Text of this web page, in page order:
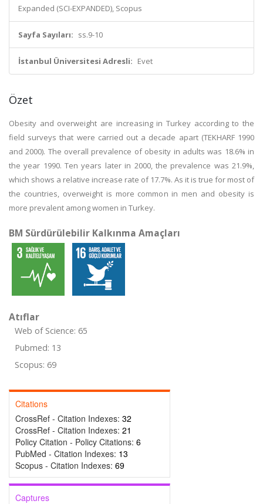
Expanded (SCI-EXPANDED), Scopus
Sayfa Sayıları: ss.9-10
İstanbul Üniversitesi Adresli: Evet
Özet
Obesity and overweight are increasing in Turkey according to the
field surveys that were carried out a decade apart (TEKHARF 1990
and 2000). The overall prevalence of obesity in adults was 18.6% in
the year 1990. Ten years later in 2000, the prevalence was 21.9%,
which shows a relative increase rate of 17.7%. As it is true for most of
the countries, overweight is more common in men and obesity is
more prevalent among women in Turkey.
BM Sürdürülebilir Kalkınma Amaçları
Atıflar
Web of Science: 65
Pubmed: 13
Scopus: 69
Citations
CrossRef - Citation Indexes: 32
CrossRef - Citation Indexes: 21
Policy Citation - Policy Citations: 6
PubMed - Citation Indexes: 13
Scopus - Citation Indexes: 69
Captures